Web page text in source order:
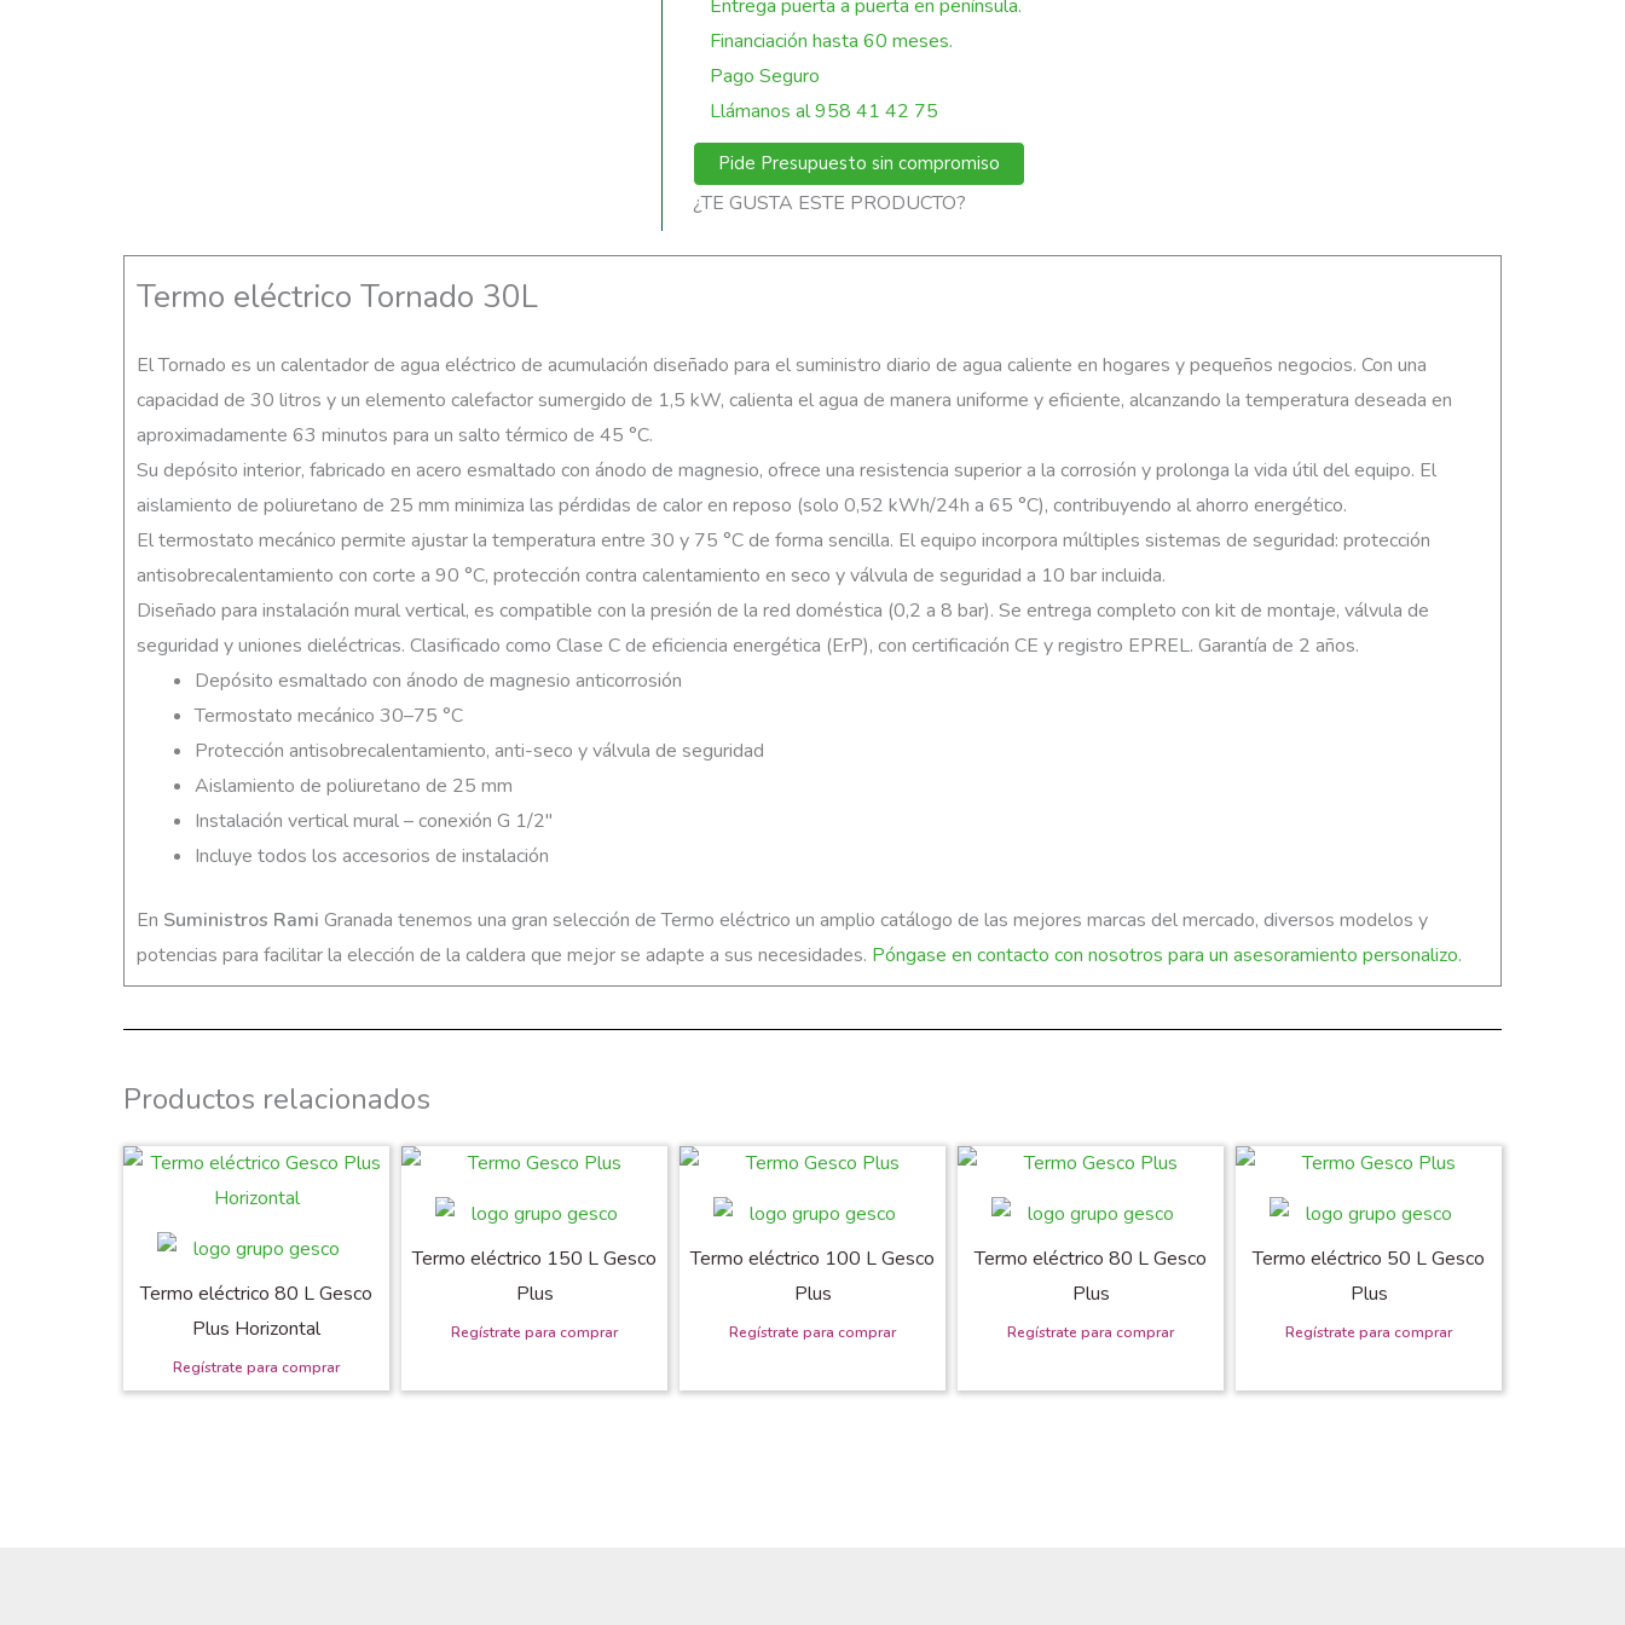
Entrega puerta a puerta en península.
Financiación hasta 60 meses.
Pago Seguro
Llámanos al 958 41 42 75
Pide Presupuesto sin compromiso
¿TE GUSTA ESTE PRODUCTO?
Termo eléctrico Tornado 30L
El Tornado es un calentador de agua eléctrico de acumulación diseñado para el suministro diario de agua caliente en hogares y pequeños negocios. Con una
capacidad de 30 litros y un elemento calefactor sumergido de 1,5 kW, calienta el agua de manera uniforme y eficiente, alcanzando la temperatura deseada en
aproximadamente 63 minutos para un salto térmico de 45 °C.
Su depósito interior, fabricado en acero esmaltado con ánodo de magnesio, ofrece una resistencia superior a la corrosión y prolonga la vida útil del equipo. El
aislamiento de poliuretano de 25 mm minimiza las pérdidas de calor en reposo (solo 0,52 kWh/24h a 65 °C), contribuyendo al ahorro energético.
El termostato mecánico permite ajustar la temperatura entre 30 y 75 °C de forma sencilla. El equipo incorpora múltiples sistemas de seguridad: protección
antisobrecalentamiento con corte a 90 °C, protección contra calentamiento en seco y válvula de seguridad a 10 bar incluida.
Diseñado para instalación mural vertical, es compatible con la presión de la red doméstica (0,2 a 8 bar). Se entrega completo con kit de montaje, válvula de
seguridad y uniones dieléctricas. Clasificado como Clase C de eficiencia energética (ErP), con certificación CE y registro EPREL. Garantía de 2 años.
Depósito esmaltado con ánodo de magnesio anticorrosión
Termostato mecánico 30–75 °C
Protección antisobrecalentamiento, anti-seco y válvula de seguridad
Aislamiento de poliuretano de 25 mm
Instalación vertical mural – conexión G 1/2″
Incluye todos los accesorios de instalación
En Suministros Rami Granada tenemos una gran selección de Termo eléctrico un amplio catálogo de las mejores marcas del mercado, diversos modelos y
potencias para facilitar la elección de la caldera que mejor se adapte a sus necesidades. Póngase en contacto con nosotros para un asesoramiento personalizo.
Productos relacionados
Termo eléctrico 80 L Gesco
Plus Horizontal
Termo eléctrico 150 L Gesco
Plus
Termo eléctrico 100 L Gesco
Plus
Termo eléctrico 80 L Gesco
Plus
Termo eléctrico 50 L Gesco
Plus